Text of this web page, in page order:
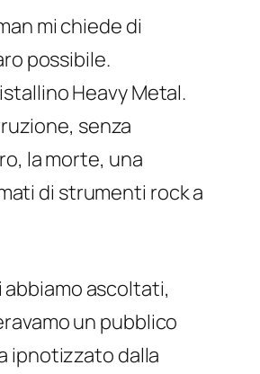
mi chiede di
possibile.
Heavy Metal.
senza
la morte, una
di strumenti rock a
ascoltati,
un pubblico
ipnotizzato dalla